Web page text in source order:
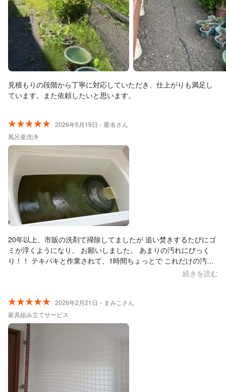
見積もりの段階から丁寧に対応していただき、仕上がりも満足し
ています。また依頼したいと思います。
2026年5月19日・匿名さん
風呂釜洗浄
20年以上、市販の洗剤て掃除してましたが 追い焚きするたびにゴ
ミが浮くようになり、 お願いしました。 あまりの汚れにびっく
り！！ テキパキと作業されて、1時間ちょっとで これだけの汚れ
続きを読む
2026年2月21日・まみこさん
家具組み立てサービス